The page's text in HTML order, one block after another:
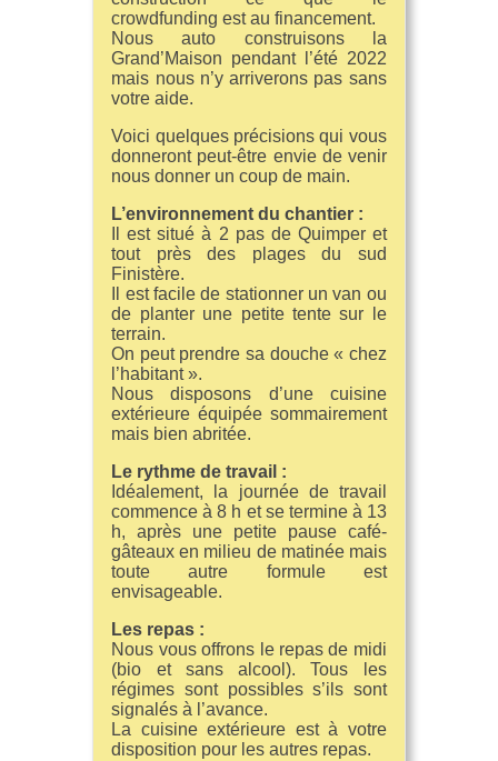
crowdfunding est au financement.
Nous auto construisons la
Grand’Maison pendant l’été 2022
mais nous n’y arriverons pas sans
votre aide.
Voici quelques précisions qui vous
donneront peut-être envie de venir
nous donner un coup de main.
L’environnement du chantier :
Il est situé à 2 pas de Quimper et
tout près des plages du sud
Finistère.
Il est facile de stationner un van ou
de planter une petite tente sur le
terrain.
On peut prendre sa douche « chez
l’habitant ».
Nous disposons d’une cuisine
extérieure équipée sommairement
mais bien abritée.
Le rythme de travail :
Idéalement, la journée de travail
commence à 8 h et se termine à 13
h, après une petite pause café-
gâteaux en milieu de matinée mais
toute autre formule est
envisageable.
Les repas :
Nous vous offrons le repas de midi
(bio et sans alcool). Tous les
régimes sont possibles s’ils sont
signalés à l’avance.
La cuisine extérieure est à votre
disposition pour les autres repas.